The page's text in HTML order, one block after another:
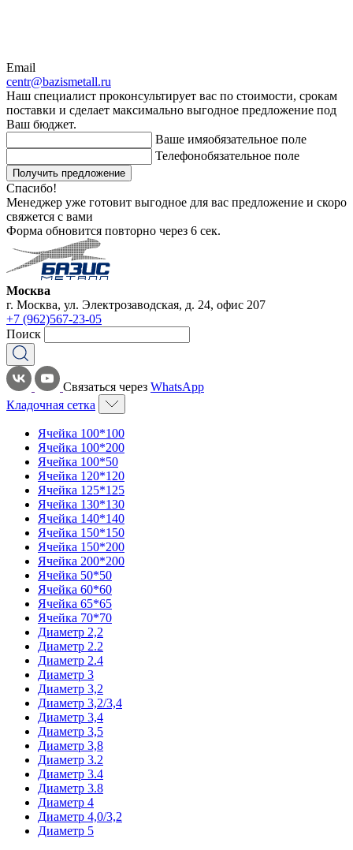
Email
centr@bazismetall.ru
Наш специалист проконсультирует вас по стоимости, срокам
поставки и сделает максимально выгодное предложение под
Ваш бюджет.
Ваше имяобязательное поле
Телефонобязательное поле
Получить предложение
Спасибо!
Менеджер уже готовит выгодное для вас предложение и скоро
свяжется с вами
Форма обновится повторно через 6 сек.
Москва
г. Москва, ул. Электрозаводская, д. 24, офис 207
+7 (962)567-23-05
Поиск
Связаться через WhatsApp
Кладочная сетка
Ячейка 100*100
Ячейка 100*200
Ячейка 100*50
Ячейка 120*120
Ячейка 125*125
Ячейка 130*130
Ячейка 140*140
Ячейка 150*150
Ячейка 150*200
Ячейка 200*200
Ячейка 50*50
Ячейка 60*60
Ячейка 65*65
Ячейка 70*70
Диаметр 2,2
Диаметр 2.2
Диаметр 2.4
Диаметр 3
Диаметр 3,2
Диаметр 3,2/3,4
Диаметр 3,4
Диаметр 3,5
Диаметр 3,8
Диаметр 3.2
Диаметр 3.4
Диаметр 3.8
Диаметр 4
Диаметр 4,0/3,2
Диаметр 5